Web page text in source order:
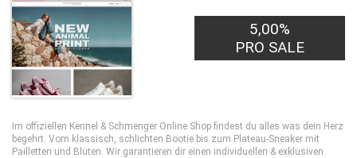
5,00%
PRO SALE
Im offiziellen Kennel & Schmenger Online Shop findest du alles was dein Herz
begehrt. Vom klassisch, schlichten Bootie bis zum Plateau-Sneaker mit
Pailletten und Blüten. Wir garantieren dir einen individuellen & exklusiven